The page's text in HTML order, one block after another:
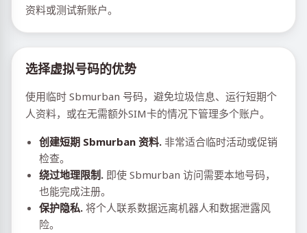
资料或测试新账户。
选择虚拟号码的优势
使用临时 Sbmurban 号码，避免垃圾信息、运行短期个
人资料，或在无需额外SIM卡的情况下管理多个账户。
创建短期 Sbmurban 资料. 非常适合临时活动或促销
检查。
绕过地理限制. 即使 Sbmurban 访问需要本地号码，
也能完成注册。
保护隐私. 将个人联系数据远离机器人和数据泄露风
险。